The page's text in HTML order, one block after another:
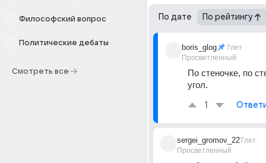
Философский вопрос
Политические дебаты
Смотреть все
По дате По рейтингу
boris_glog
Просветленный
7лет
По стеночке, по
угол.
1
sergei_gromov_22
Просветленный
7лет